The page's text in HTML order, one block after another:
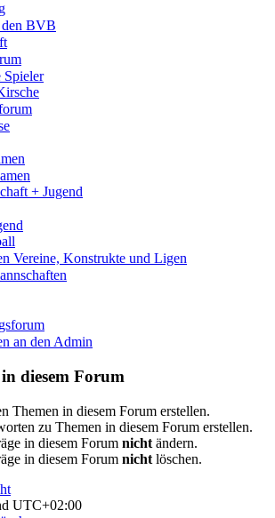
BVB
+ Jugend
Vereine, Konstrukte und Ligen
an den Admin
diesem Forum
Themen in diesem Forum erstellen.
zu Themen in diesem Forum erstellen.
in diesem Forum nicht ändern.
in diesem Forum nicht löschen.
UTC+02:00